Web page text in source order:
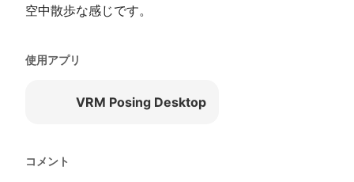
空中散歩な感じです。
使用アプリ
VRM Posing Desktop
コメント